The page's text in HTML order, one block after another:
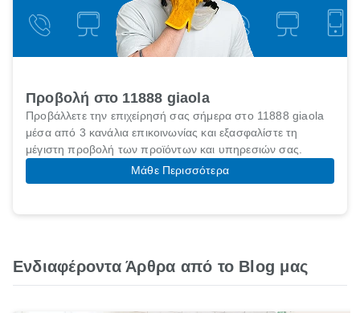
Προβολή στο 11888 giaola
Προβάλλετε την επιχείρησή σας σήμερα στο 11888 giaola
μέσα από 3 κανάλια επικοινωνίας και εξασφαλίστε τη
μέγιστη προβολή των προϊόντων και υπηρεσιών σας.
Μάθε Περισσότερα
Ενδιαφέροντα Άρθρα από το Blog μας